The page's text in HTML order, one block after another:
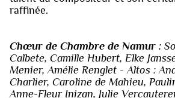
raffinée.
Chœur de Chambre de Namur :
Calbete, Camille Hubert, Elke
Menier, Amélie Renglet - Altos :
Charlier, Caroline de Mahieu,
Anne-Fleur Inizan, Julie